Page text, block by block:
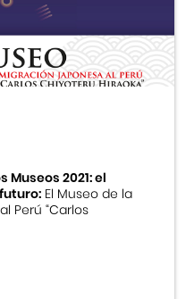
Japonés
Japonesa
Museos 2021: el
El Museo de la
Perú “Carlos